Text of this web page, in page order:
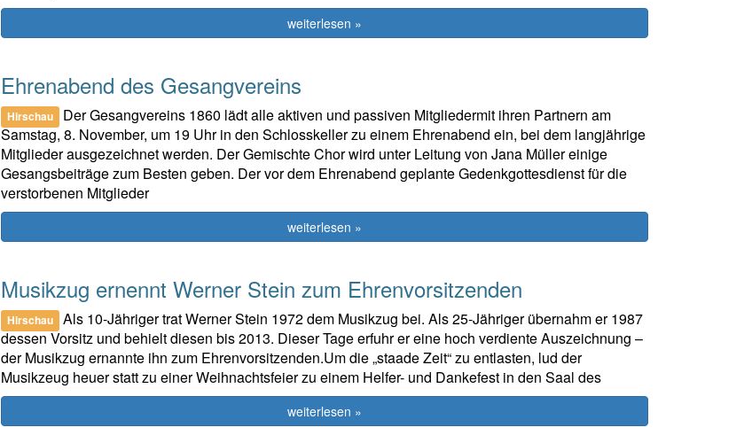
weiterlesen »
Ehrenabend des Gesangvereins
Hirschau
Der Gesangvereins 1860 lädt alle aktiven und passiven Mitgliedermit ihren Partnern am
Samstag, 8. November, um 19 Uhr in den Schlosskeller zu einem Ehrenabend ein, bei dem langjährige
Mitglieder ausgezeichnet werden. Der Gemischte Chor wird unter Leitung von Jana Müller einige
Gesangsbeiträge zum Besten geben. Der vor dem Ehrenabend geplante Gedenkgottesdienst für die
verstorbenen Mitglieder
weiterlesen »
Musikzug ernennt Werner Stein zum Ehrenvorsitzenden
Hirschau
Als 10-Jähriger trat Werner Stein 1972 dem Musikzug bei. Als 25-Jähriger übernahm er 1987
dessen Vorsitz und behielt diesen bis 2013. Dieser Tage erfuhr er eine hoch verdiente Auszeichnung –
der Musikzug ernannte ihn zum Ehrenvorsitzenden.Um die „staade Zeit“ zu entlasten, lud der
Musikzeug heuer statt zu einer Weihnachtsfeier zu einem Helfer- und Dankefest in den Saal des
weiterlesen »